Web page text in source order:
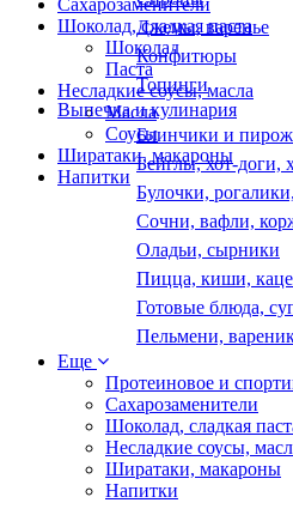
Сахарозаменители
Шоколад, сладкая паста
Шоколад
Паста
Несладкие соусы, масла
Масла
Соусы
Ширатаки, макароны
Напитки
Джемы, варенье
Конфитюры
Топинги
Выпечка и кулинария
Блинчики и
Бейглы, хот-доги,
Булочки,
Сочни, вафли,
Оладьи, сырники
Пицца, киши,
Готовые блюда,
Пельмени,
Еще
Протеиновое и
Сахарозаменители
Шоколад, сладкая
Несладкие соусы,
Ширатаки, макароны
Напитки